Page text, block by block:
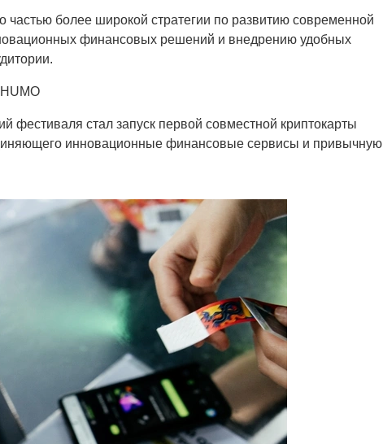
частью более широкой стратегии по развитию современной
финансовых решений и внедрению удобных
фестиваля стал запуск первой совместной криптокарты
инновационные финансовые сервисы и привычную